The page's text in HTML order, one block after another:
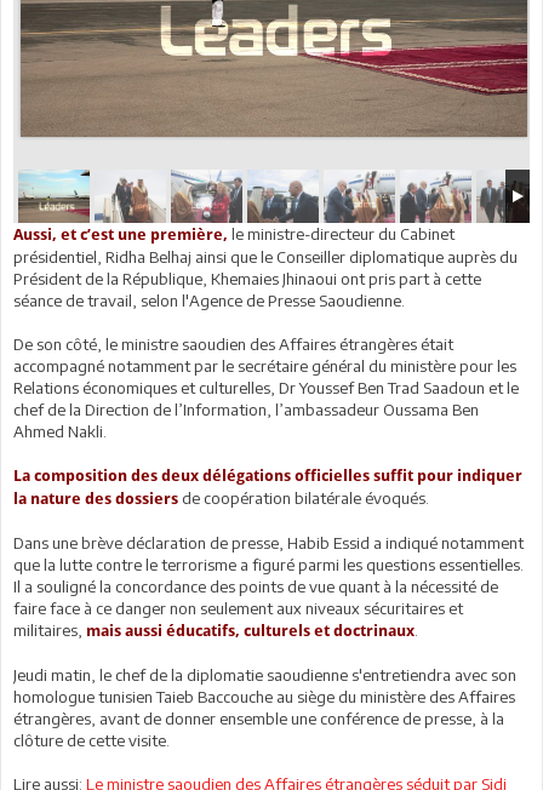
Aussi, et c’est une première, le ministre-directeur du Cabinet
présidentiel, Ridha Belhaj ainsi que le Conseiller diplomatique auprès du
Président de la République, Khemaies Jhinaoui ont pris part à cette
séance de travail, selon l'Agence de Presse Saoudienne.
De son côté, le ministre saoudien des Affaires étrangères était
accompagné notamment par le secrétaire général du ministère pour les
Relations économiques et culturelles, Dr Youssef Ben Trad Saadoun et le
chef de la Direction de l’Information, l’ambassadeur Oussama Ben
Ahmed Nakli.
La composition des deux délégations officielles suffit pour indiquer
la nature des dossiers de coopération bilatérale évoqués.
Dans une brève déclaration de presse, Habib Essid a indiqué notamment
que la lutte contre le terrorisme a figuré parmi les questions essentielles.
Il a souligné la concordance des points de vue quant à la nécessité de
faire face à ce danger non seulement aux niveaux sécuritaires et
militaires, mais aussi éducatifs, culturels et doctrinaux
Jeudi matin, le chef de la diplomatie saoudienne s'entretiendra avec son
homologue tunisien Taieb Baccouche au siège du ministère des Affaires
étrangères, avant de donner ensemble une conférence de presse, à la
clôture de cette visite.
Lire aussi: Le ministre saoudien des Affaires étrangères séduit par Sidi